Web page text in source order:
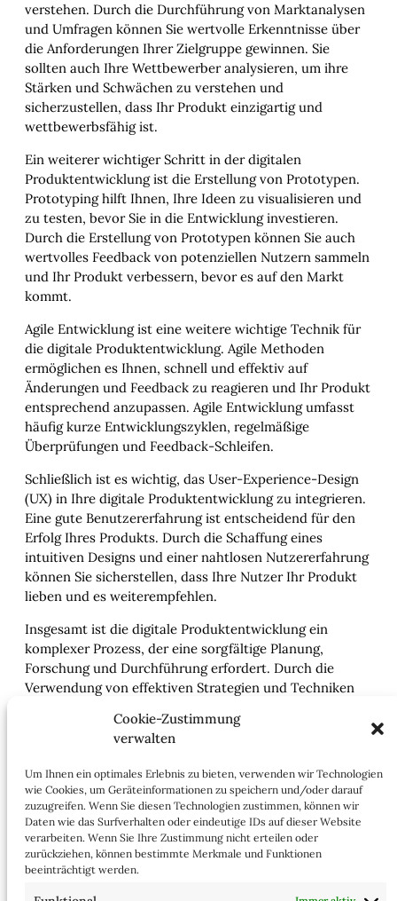
Cookie-Zustimmung
verwalten
Um Ihnen ein optimales Erlebnis zu bieten, verwenden wir Technologien
wie Cookies, um Geräteinformationen zu speichern und/oder darauf
zuzugreifen. Wenn Sie diesen Technologien zustimmen, können wir
Daten wie das Surfverhalten oder eindeutige IDs auf dieser Website
verarbeiten. Wenn Sie Ihre Zustimmung nicht erteilen oder
zurückziehen, können bestimmte Merkmale und Funktionen
beeinträchtigt werden.
verstehen. Durch die Durchführung von Marktanalysen
und Umfragen können Sie wertvolle Erkenntnisse über
die Anforderungen Ihrer Zielgruppe gewinnen. Sie
sollten auch Ihre Wettbewerber analysieren, um ihre
Stärken und Schwächen zu verstehen und
sicherzustellen, dass Ihr Produkt einzigartig und
wettbewerbsfähig ist.
Ein weiterer wichtiger Schritt in der digitalen
Produktentwicklung ist die Erstellung von Prototypen.
Prototyping hilft Ihnen, Ihre Ideen zu visualisieren und
zu testen, bevor Sie in die Entwicklung investieren.
Durch die Erstellung von Prototypen können Sie auch
wertvolles Feedback von potenziellen Nutzern sammeln
und Ihr Produkt verbessern, bevor es auf den Markt
kommt.
Agile Entwicklung ist eine weitere wichtige Technik für
die digitale Produktentwicklung. Agile Methoden
ermöglichen es Ihnen, schnell und effektiv auf
Änderungen und Feedback zu reagieren und Ihr Produkt
entsprechend anzupassen. Agile Entwicklung umfasst
häufig kurze Entwicklungszyklen, regelmäßige
Überprüfungen und Feedback-Schleifen.
Schließlich ist es wichtig, das User-Experience-Design
(UX) in Ihre digitale Produktentwicklung zu integrieren.
Eine gute Benutzererfahrung ist entscheidend für den
Erfolg Ihres Produkts. Durch die Schaffung eines
intuitiven Designs und einer nahtlosen Nutzererfahrung
können Sie sicherstellen, dass Ihre Nutzer Ihr Produkt
lieben und es weiterempfehlen.
Insgesamt ist die digitale Produktentwicklung ein
komplexer Prozess, der eine sorgfältige Planung,
Forschung und Durchführung erfordert. Durch die
Verwendung von effektiven Strategien und Techniken
können Sie jedoch ein erfolgreiches und
wettbewerbsfähiges Produkt auf den Markt bringen.
Produktentwicklungsdienstleistungen zu erfahren und
Ihr nächstes großartiges Produkt zu schaffen.